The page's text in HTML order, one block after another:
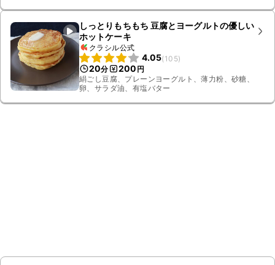
しっとりもちもち 豆腐とヨーグルトの優しい
ホットケーキ
クラシル公式
4.05(105)
20分 200 円
絹ごし豆腐、プレーンヨーグルト、薄力粉、砂糖、
卵、サラダ油、有塩バター